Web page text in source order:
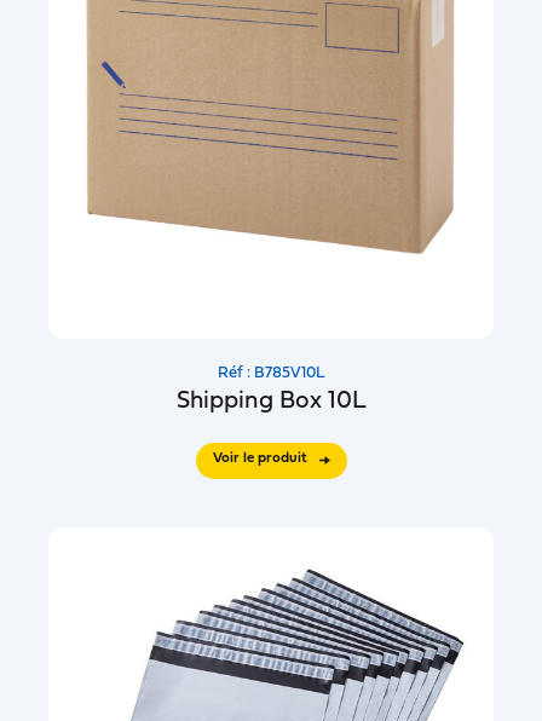
Réf : B785V10L
Shipping Box 10L
Voir le produit